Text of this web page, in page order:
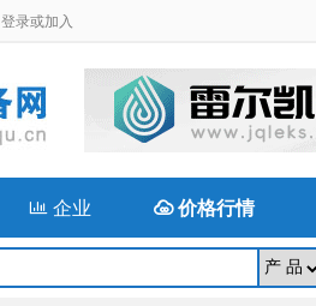
登录或加入
企业 价格行情